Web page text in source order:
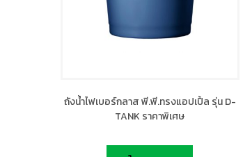
ถังน้ำไฟเบอร์กลาส พี.พี.ทรงแอปเปิ้ล รุ่น D-
TANK ราคาพิเศษ